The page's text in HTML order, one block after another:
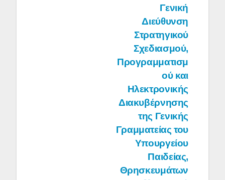
Γενική
Διεύθυνση
Στρατηγικού
Σχεδιασμού,
Προγραμματισμ
ού και
Ηλεκτρονικής
Διακυβέρνησης
της Γενικής
Γραμματείας του
Υπουργείου
Παιδείας,
Θρησκευμάτων